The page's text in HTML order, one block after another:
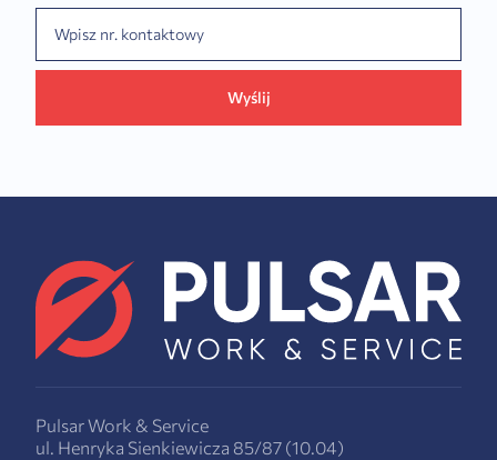
Wyślij
Pulsar Work & Service
ul. Henryka Sienkiewicza 85/87 (10.04)